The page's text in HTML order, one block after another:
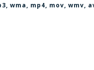
wma, mp4, mov, wmv,